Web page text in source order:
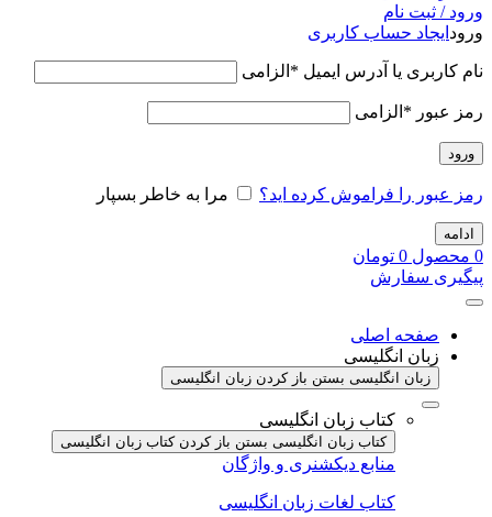
ورود / ثبت نام
ورود ایجاد حساب کاربری
نام کاربری یا آدرس ایمیل * الزامی
رمز عبور * الزامی
ورود
رمز عبور را فراموش کرده اید؟ مرا به خاطر بسپار
ادامه
0 محصول 0 تومان
پیگیری سفارش
صفحه اصلی
زبان انگلیسی
زبان انگلیسی بستن باز کردن زبان انگلیسی
کتاب زبان انگلیسی
کتاب زبان انگلیسی بستن باز کردن کتاب زبان انگلیسی
منابع دیکشنری و واژگان
کتاب لغات زبان انگلیسی